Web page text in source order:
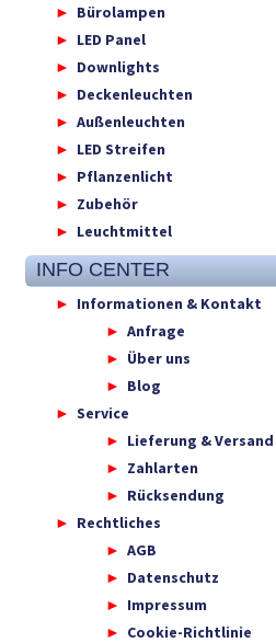
Bürolampen
LED Panel
Downlights
Deckenleuchten
Außenleuchten
LED Streifen
Pflanzenlicht
Zubehör
Leuchtmittel
INFO CENTER
Informationen & Kontakt
Anfrage
Über uns
Blog
Service
Lieferung & Versand
Zahlarten
Rücksendung
Rechtliches
AGB
Datenschutz
Impressum
Cookie-Richtlinie